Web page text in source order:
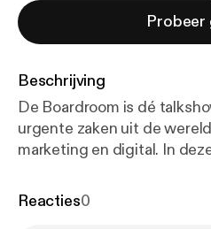
Probeer
Beschrijving
De Boardroom is dé
urgente zaken uit de
marketing en digital. In
Fairphone) en Jerome
Reacties0